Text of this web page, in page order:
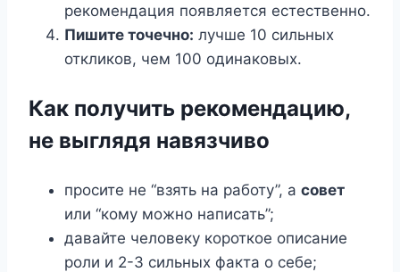
рекомендация появляется естественно.
Пишите точечно: лучше 10 сильных
откликов, чем 100 одинаковых.
Как получить рекомендацию,
не выглядя навязчиво
просите не “взять на работу”, а совет
или “кому можно написать”;
давайте человеку короткое описание
роли и 2-3 сильных факта о себе;